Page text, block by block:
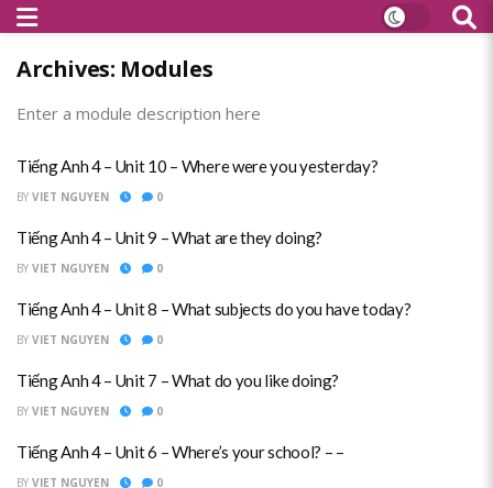
Archives: Modules
Enter a module description here
Tiếng Anh 4 – Unit 10 – Where were you yesterday?
BY VIET NGUYEN 0
Tiếng Anh 4 – Unit 9 – What are they doing?
BY VIET NGUYEN 0
Tiếng Anh 4 – Unit 8 – What subjects do you have today?
BY VIET NGUYEN 0
Tiếng Anh 4 – Unit 7 – What do you like doing?
BY VIET NGUYEN 0
Tiếng Anh 4 – Unit 6 – Where’s your school? – –
BY VIET NGUYEN 0